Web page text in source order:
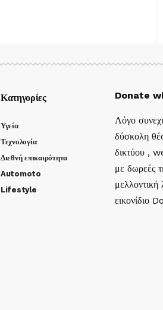
Κατηγορίες
Υγεία
Τεχνολογία
Διεθνή επικαιρότητα
Automoto
Lifestyle
Donate
Λόγο
δύσκολη
δικτύου ,
με δωρεές
εικονίδιο